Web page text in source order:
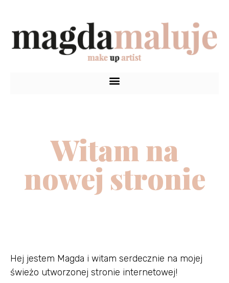
Witam na
nowej stronie
Hej jestem Magda i witam serdecznie na mojej
świeżo utworzonej stronie internetowej!